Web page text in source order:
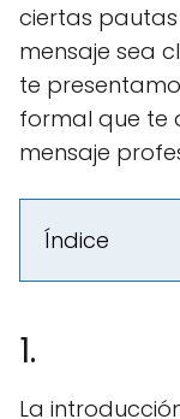
ciertas
mensaje sea
te
formal que te
mensaje
Índice
1.
La